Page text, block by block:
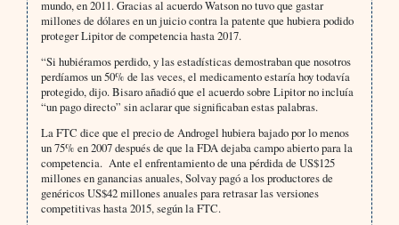
mundo, en 2011. Gracias al acuerdo Watson no tuvo que gastar
millones de dólares en un juicio contra la patente que hubiera podido
proteger Lipitor de competencia hasta 2017.
“Si hubiéramos perdido, y las estadísticas demostraban que nosotros
perdíamos un 50% de las veces, el medicamento estaría hoy todavía
protegido, dijo. Bisaro añadió que el acuerdo sobre Lipitor no incluía
“un pago directo” sin aclarar que significaban estas palabras.
La FTC dice que el precio de Androgel hubiera bajado por lo menos
un 75% en 2007 después de que la FDA dejaba campo abierto para la
competencia. Ante el enfrentamiento de una pérdida de US$125
millones en ganancias anuales, Solvay pagó a los productores de
genéricos US$42 millones anuales para retrasar las versiones
competitivas hasta 2015, según la FTC.